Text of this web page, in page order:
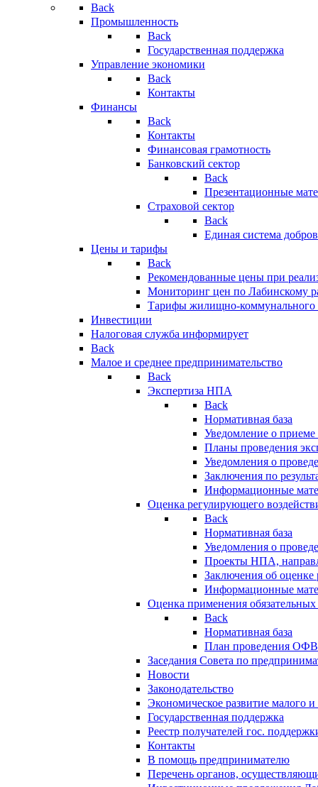
Back
Промышленность
Back
Государственная поддержка
Управление экономики
Back
Контакты
Финансы
Back
Контакты
Финансовая грамотность
Банковский сектор
Back
Презентационные
Страховой сектор
Back
Единая система
Цены и тарифы
Back
Рекомендованные цены при
Мониторинг цен по Лабинскому
Тарифы жилищно-коммунального
Инвестиции
Налоговая служба информирует
Back
Малое и среднее предпринимательство
Back
Экспертиза НПА
Back
Нормативная база
Уведомление о
Планы проведения
Уведомления о
Заключения по
Информационные
Оценка регулирующего
Back
Нормативная база
Уведомления о
Проекты НПА,
Заключения об
Информационные
Оценка применения
Back
Нормативная база
План проведения
Заседания Совета по
Новости
Законодательство
Экономическое развитие малого и
Государственная поддержка
Реестр получателей гос.
Контакты
В помощь предпринимателю
Перечень органов,